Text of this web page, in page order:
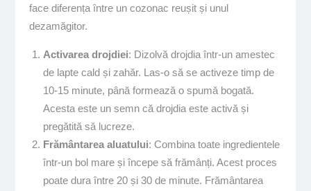
face diferența între un cozonac reușit și unul
dezamăgitor.
Activarea drojdiei: Dizolvă drojdia într-un amestec
de lapte cald și zahăr. Las-o să se activeze timp de
10-15 minute, până formează o spumă bogată.
Acesta este un semn că drojdia este activă și
pregătită să lucreze.
Frământarea aluatului: Combina toate ingredientele
într-un bol mare și începe să frămânți. Acest proces
poate dura între 20 și 30 de minute. Frământarea